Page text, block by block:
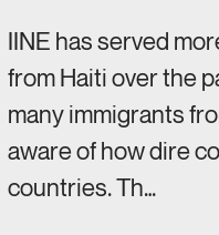
IINE has served
from Haiti over the
many immigrants
aware of how dire
countries. Th…